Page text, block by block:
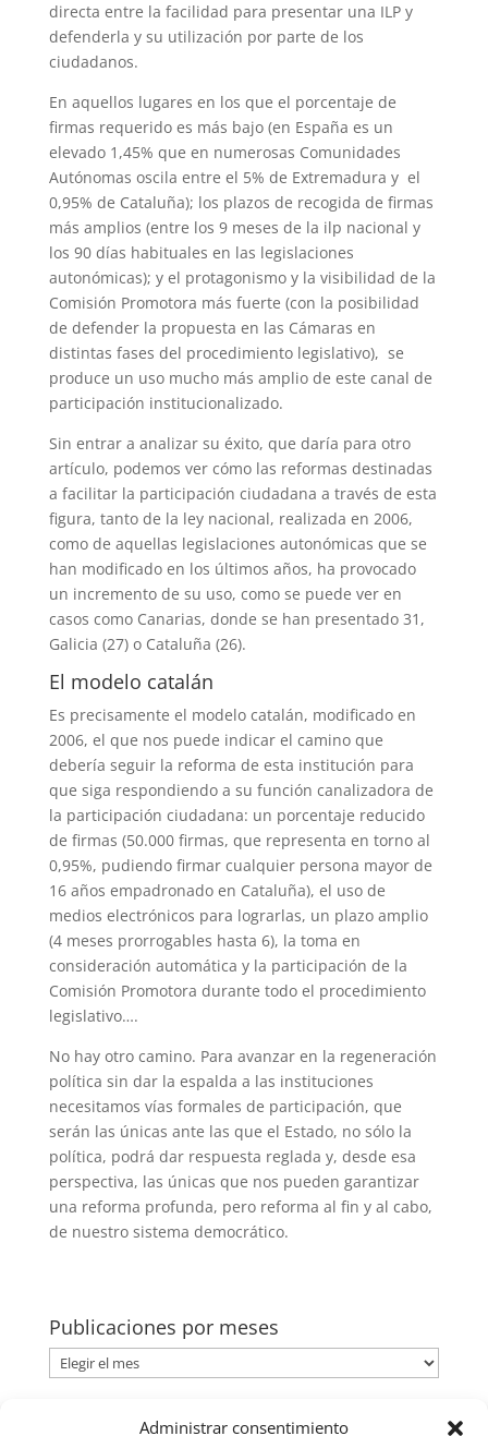
Administrar consentimiento
directa entre la facilidad para presentar una ILP y
defenderla y su utilización por parte de los
ciudadanos.
En aquellos lugares en los que el porcentaje de
firmas requerido es más bajo (en España es un
elevado 1,45% que en numerosas Comunidades
Autónomas oscila entre el 5% de Extremadura y el
0,95% de Cataluña); los plazos de recogida de firmas
más amplios (entre los 9 meses de la ilp nacional y
los 90 días habituales en las legislaciones
autonómicas); y el protagonismo y la visibilidad de la
Comisión Promotora más fuerte (con la posibilidad
de defender la propuesta en las Cámaras en
distintas fases del procedimiento legislativo), se
produce un uso mucho más amplio de este canal de
participación institucionalizado.
Sin entrar a analizar su éxito, que daría para otro
artículo, podemos ver cómo las reformas destinadas
a facilitar la participación ciudadana a través de esta
figura, tanto de la ley nacional, realizada en 2006,
como de aquellas legislaciones autonómicas que se
han modificado en los últimos años, ha provocado
un incremento de su uso, como se puede ver en
casos como Canarias, donde se han presentado 31,
Galicia (27) o Cataluña (26).
El modelo catalán
Es precisamente el modelo catalán, modificado en
2006, el que nos puede indicar el camino que
debería seguir la reforma de esta institución para
que siga respondiendo a su función canalizadora de
la participación ciudadana: un porcentaje reducido
de firmas (50.000 firmas, que representa en torno al
0,95%, pudiendo firmar cualquier persona mayor de
16 años empadronado en Cataluña), el uso de
medios electrónicos para lograrlas, un plazo amplio
(4 meses prorrogables hasta 6), la toma en
consideración automática y la participación de la
Comisión Promotora durante todo el procedimiento
legislativo….
No hay otro camino. Para avanzar en la regeneración
política sin dar la espalda a las instituciones
necesitamos vías formales de participación, que
serán las únicas ante las que el Estado, no sólo la
política, podrá dar respuesta reglada y, desde esa
perspectiva, las únicas que nos pueden garantizar
una reforma profunda, pero reforma al fin y al cabo,
de nuestro sistema democrático.
Publicaciones por meses
Publicaciones
por
Categorías